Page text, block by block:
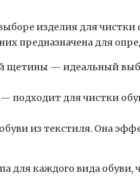
изделия для
предназначена для
щетины — идеальный
для чистки
из текстиля. Она
для каждого вида обуви,